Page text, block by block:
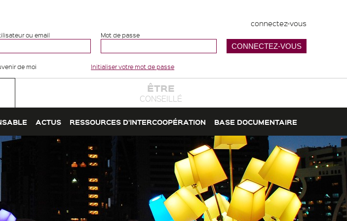
connectez-vous
ou email Mot de passe
de moi Initialiser votre mot de passe
ÊTRE
CONSEILLÉ
ACTUS RESSOURCES D'INTERCOOPÉRATION BASE DOCUMENTAIRE